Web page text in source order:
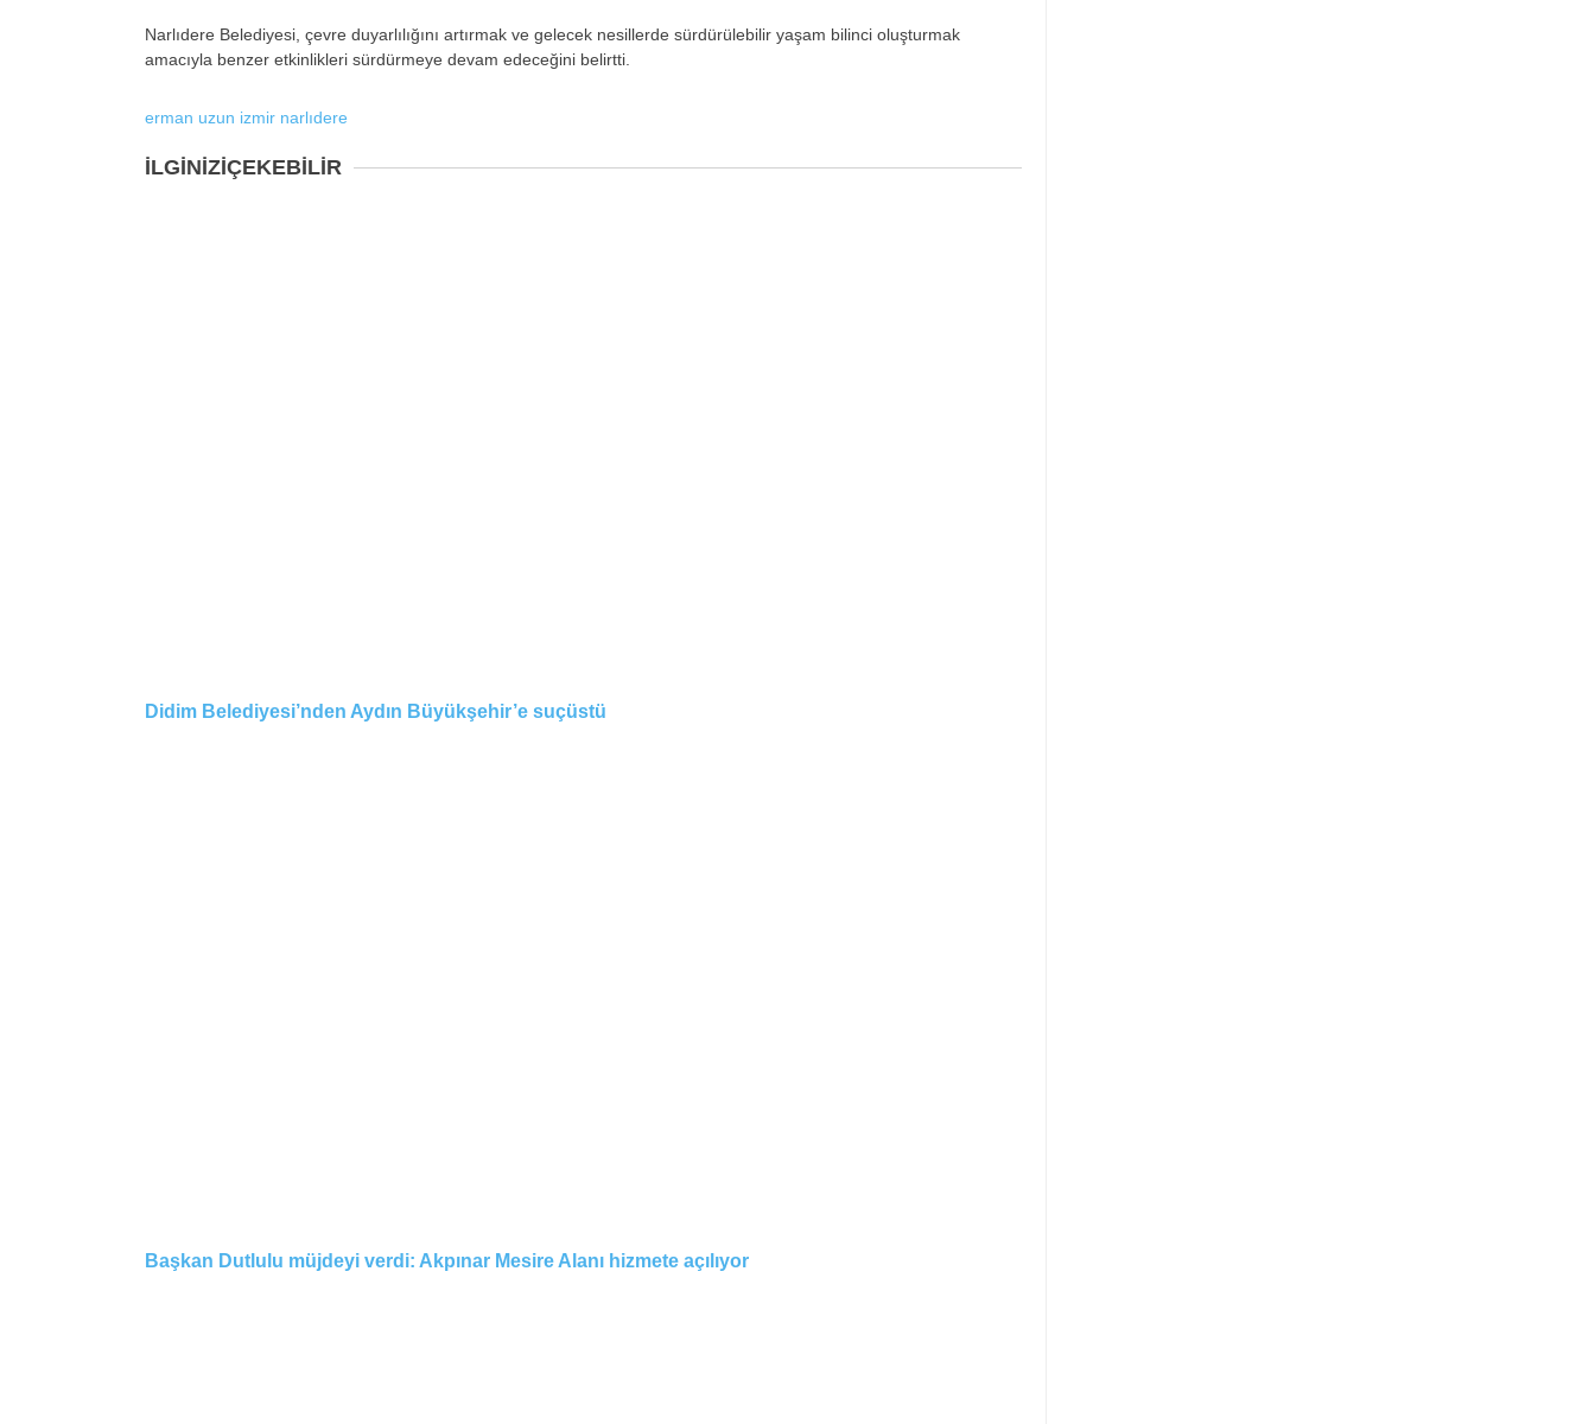
Narlıdere Belediyesi, çevre duyarlılığını artırmak ve gelecek nesillerde sürdürülebilir yaşam bilinci oluşturmak
amacıyla benzer etkinlikleri sürdürmeye devam edeceğini belirtti.
erman uzun izmir narlıdere
İLGİNİZİÇEKEBİLİR
Didim Belediyesi’nden Aydın Büyükşehir’e suçüstü
Başkan Dutlulu müjdeyi verdi: Akpınar Mesire Alanı hizmete açılıyor